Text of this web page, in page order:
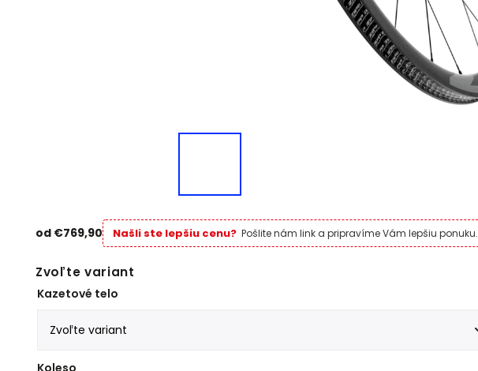
od €769,90 Našli ste lepšiu cenu? Pošlite nám link a pripravíme Vám lepšiu ponuku.
Zvoľte variant
Kazetové telo
Koleso